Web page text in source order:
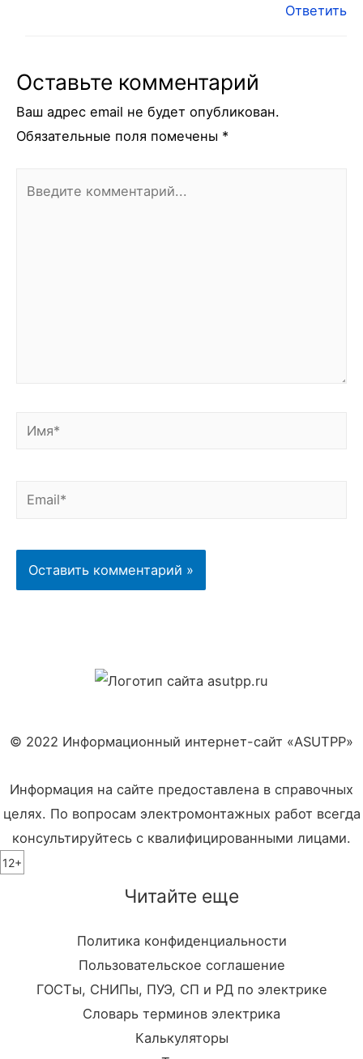
Ответить
Оставьте комментарий
Ваш адрес email не будет опубликован.
Обязательные поля помечены *
комментарий...
Имя*
Email*
© 2022 Информационный интернет-сайт «ASUTPP»
Информация на сайте предоставлена в справочных
целях. По вопросам электромонтажных работ всегда
консультируйтесь с квалифицированными лицами.
12+
Читайте еще
Политика конфиденциальности
Пользовательское соглашение
ГОСТы, СНИПы, ПУЭ, СП и РД по электрике
Словарь терминов электрика
Калькуляторы